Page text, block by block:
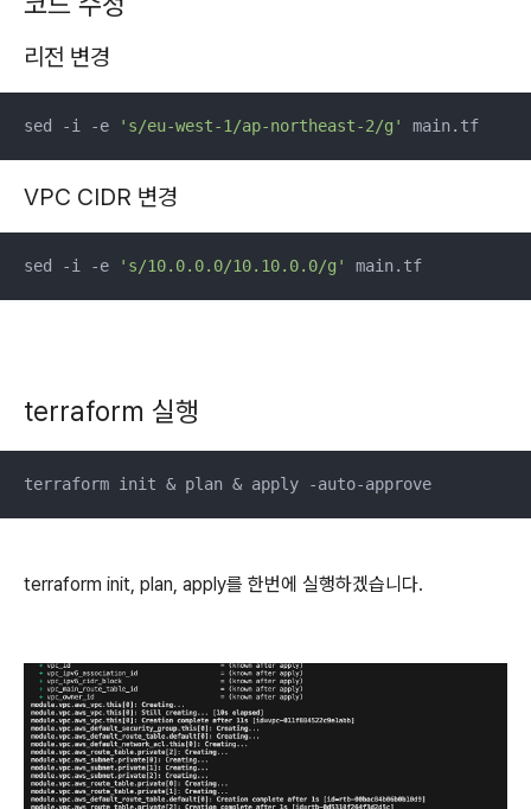
리전 변경
sed -i -e 's/eu-west-1/ap-northeast-2/g' main.tf
VPC CIDR 변경
sed -i -e 's/10.0.0.0/10.10.0.0/g' main.tf
terraform 실행
terraform init & plan & apply -auto-approve
terraform init, plan, apply를 한번에 실행하겠습니다.